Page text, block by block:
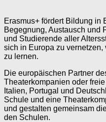
Erasmus+ fördert Bildung in
Begegnung, Austausch und
und Studierende aller
sich in Europa zu
zu lernen.
Die europäischen Partner
Theaterkompanien oder
Italien, Portugal und
Schule und eine
und gestalten gemeinsam
den Schulen.